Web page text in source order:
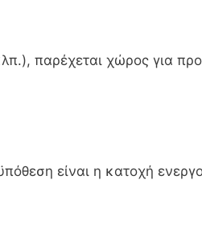
παρέχεται χώρος για
είναι η κατοχή